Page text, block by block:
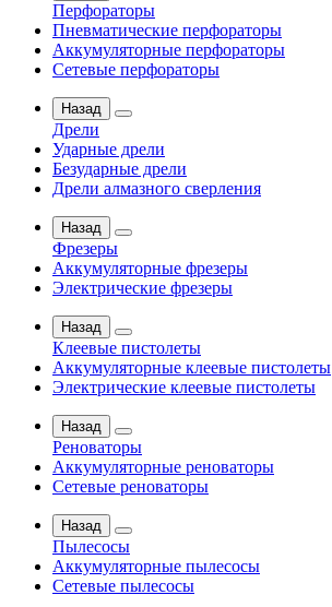
Перфораторы
Пневматические перфораторы
Аккумуляторные перфораторы
Сетевые перфораторы
Назад
Дрели
Ударные дрели
Безударные дрели
Дрели алмазного сверления
Назад
Фрезеры
Аккумуляторные фрезеры
Электрические фрезеры
Назад
Клеевые пистолеты
Аккумуляторные клеевые пистолеты
Электрические клеевые пистолеты
Назад
Реноваторы
Аккумуляторные реноваторы
Сетевые реноваторы
Назад
Пылесосы
Аккумуляторные пылесосы
Сетевые пылесосы